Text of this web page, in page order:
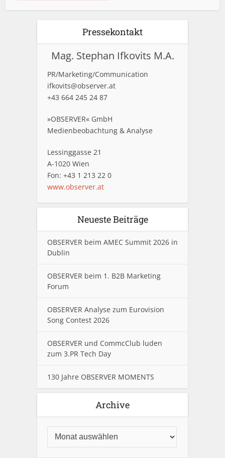
Pressekontakt
Mag. Stephan Ifkovits M.A.
PR/Marketing/Communication
ifkovits@observer.at
+43 664 245 24 87
»OBSERVER« GmbH
Medienbeobachtung & Analyse
Lessinggasse 21
A-1020 Wien
Fon: +43 1 213 22 0
www.observer.at
Neueste Beiträge
OBSERVER beim AMEC Summit 2026 in
Dublin
OBSERVER beim 1. B2B Marketing
Forum
OBSERVER Analyse zum Eurovision
Song Contest 2026
OBSERVER und CommcClub luden
zum 3.PR Tech Day
130 Jahre OBSERVER MOMENTS
Archive